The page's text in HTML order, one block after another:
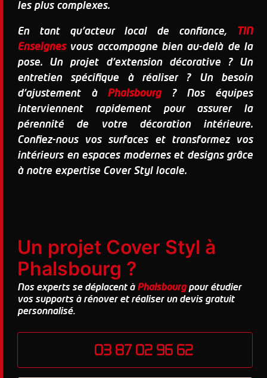
les plus complexes.
En tant qu'acteur local de confiance,
TIN
Enseignesvous accompagne bien au-delà de la
pose. Un projet d'extension décorative ? Un
entretien spécifique à réaliser ? Un besoin
d'ajustement à Phalsbourg? Nos équipes
interviennent rapidement pour assurer la
pérennité de votre décoration intérieure.
Confiez-nous vos surfaces et transformez vos
intérieurs en espaces modernes et designs grâce
à notre expertise Cover Styl locale.
Un projet Cover Styl à
Phalsbourg ?
Nos experts se déplacent à Phalsbourgpour étudier
vos supports à rénover et réaliser un devis gratuit
personnalisé.
03 87 02 96 62